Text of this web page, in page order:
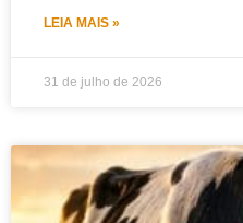
LEIA MAIS »
31 de julho de 2026